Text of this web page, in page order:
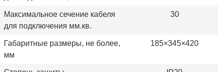
Максимальное сечение кабеля
для подключения мм.кв.
30
Габаритные размеры, не более,
мм
185×345×420